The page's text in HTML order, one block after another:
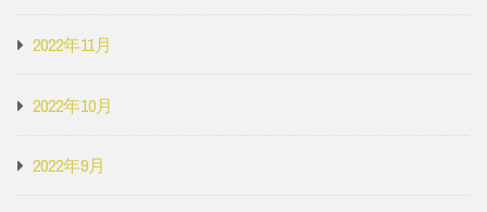
2022年11月
2022年10月
2022年9月